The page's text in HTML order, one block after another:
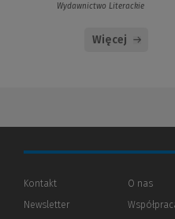
Wydawnictwo Literackie
Więcej
Kontakt
Newsletter
O nas